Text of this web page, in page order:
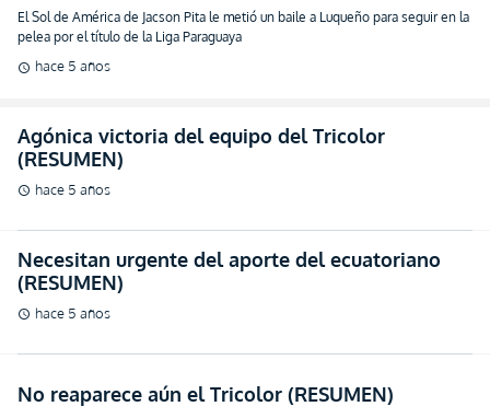
El Sol de América de Jacson Pita le metió un baile a Luqueño para seguir en la
pelea por el título de la Liga Paraguaya
schedule hace 5 años
Agónica victoria del equipo del Tricolor
(RESUMEN)
schedule hace 5 años
Necesitan urgente del aporte del ecuatoriano
(RESUMEN)
schedule hace 5 años
No reaparece aún el Tricolor (RESUMEN)